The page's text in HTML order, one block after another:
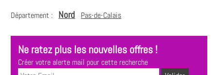
Département : Nord Pas-de-Calais
Ne ratez plus les nouvelles offres !
Créer votre alerte mail pour cette recherche